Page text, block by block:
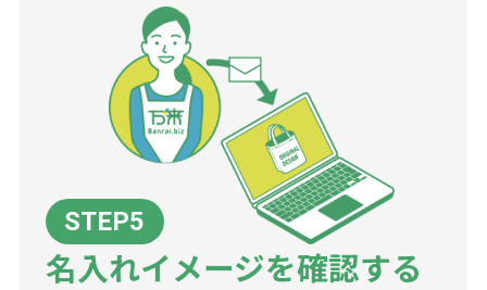
名入れイメージを確認する